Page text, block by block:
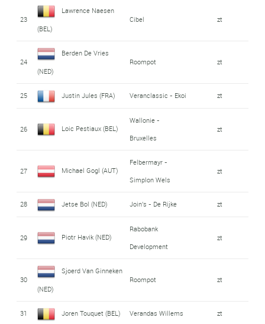
23
Lawrence Naesen
(BEL)
Cibel zt
24
Berden De Vries
(NED)
Roompot zt
25 Justin Jules (FRA) Veranclassic - Ekoi zt
26 Loic Pestiaux (BEL)
Wallonie -
Bruxelles
zt
27 Michael Gogl (AUT)
Felbermayr -
Simplon Wels
zt
28 Jetse Bol (NED) Join's - De Rijke zt
29 Piotr Havik (NED)
Rabobank
Development
zt
30
Sjoerd Van Ginneken
(NED)
Roompot zt
31 Joren Touquet (BEL) Verandas Willems zt